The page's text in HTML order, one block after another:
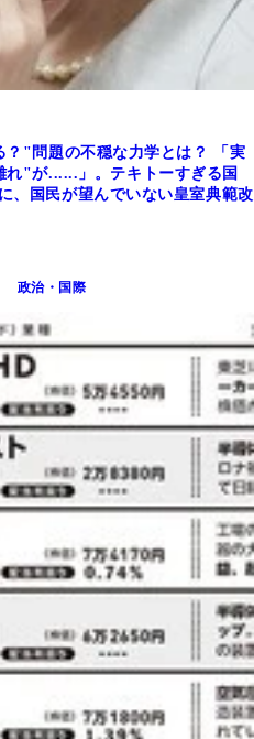
"問題の不穏な力学とは？ 「実
れ"が......」。テキトーすぎる国
、国民が望んでいない皇室典範改
政治・国際